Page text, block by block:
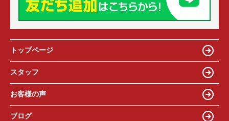
トップページ
スタッフ
お客様の声
ブログ